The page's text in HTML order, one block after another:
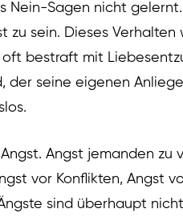
Nein-Sagen nicht
zu sein. Dieses
bestraft mit
der seine eigenen
Angst jemanden zu
vor Konflikten, Angst
sind überhaupt